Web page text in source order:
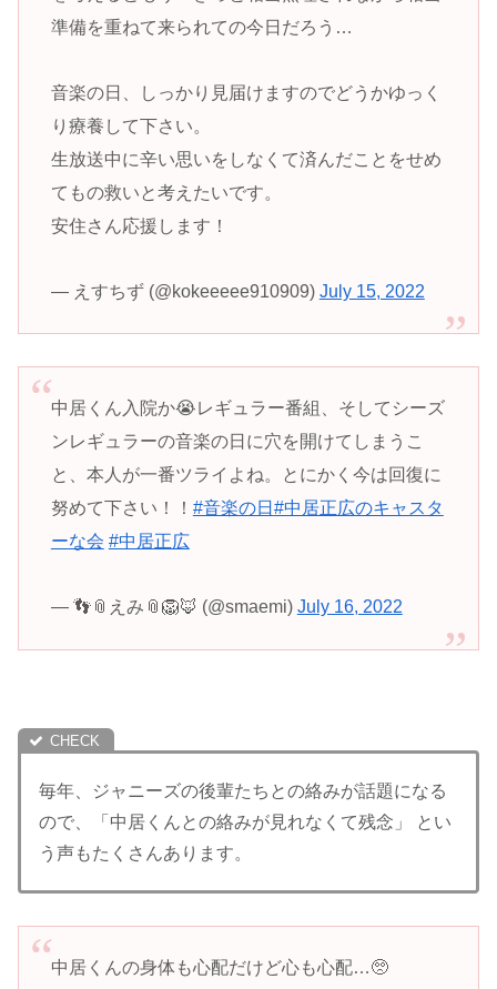
準備を重ねて来られての今日だろう…
音楽の日、しっかり見届けますのでどうかゆっく
り療養して下さい。
生放送中に辛い思いをしなくて済んだことをせめ
てもの救いと考えたいです。
安住さん応援します！
— えすちず (@kokeeeee910909) July 15, 2022
中居くん入院か😭レギュラー番組、そしてシーズ
ンレギュラーの音楽の日に穴を開けてしまうこ
と、本人が一番ツライよね。とにかく今は回復に
努めて下さい！！ #音楽の日 #中居正広のキャスタ
ーな会 #中居正広
— 👣📎えみ📎🦁🦊 (@smaemi) July 16, 2022
毎年、ジャニーズの後輩たちとの絡みが話題になる
ので、「中居くんとの絡みが見れなくて残念」 とい
う声もたくさんあります。
中居くんの身体も心配だけど心も心配…🥺